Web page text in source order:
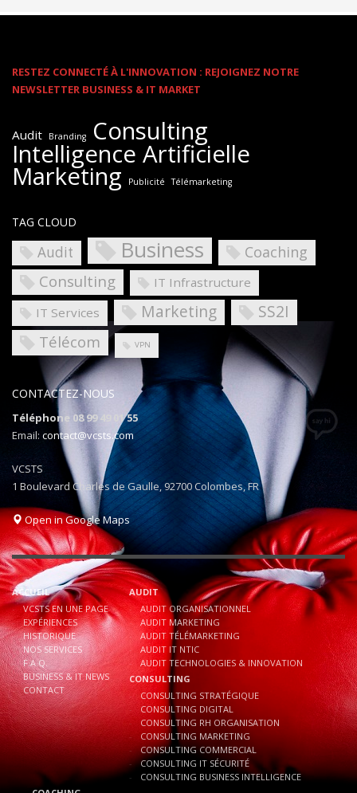
RESTEZ CONNECTÉ À L'INNOVATION : REJOIGNEZ NOTRE
NEWSLETTER BUSINESS & IT MARKET
Audit Branding Consulting
Intelligence Artificielle
Marketing Publicité Télémarketing
TAG CLOUD
Audit Business Coaching
Consulting
IT Infrastructure
IT Services
Marketing SS2I
Télécom VPN
CONTACTEZ-NOUS
Téléphone 08 99 49 01 55
Email: contact@vcsts.com
VCSTS
1 Boulevard Charles de Gaulle, 92700 Colombes, FR
Open in Google Maps
ACCUEIL
VCSTS EN UNE PAGE
EXPÉRIENCES
HISTORIQUE
NOS SERVICES
F.A.Q.
BUSINESS & IT NEWS
CONTACT
AUDIT
AUDIT ORGANISATIONNEL
AUDIT MARKETING
AUDIT TÉLÉMARKETING
AUDIT IT NTIC
AUDIT TECHNOLOGIES & INNOVATION
CONSULTING
CONSULTING STRATÉGIQUE
CONSULTING DIGITAL
CONSULTING RH ORGANISATION
CONSULTING MARKETING
CONSULTING COMMERCIAL
CONSULTING IT SÉCURITÉ
CONSULTING BUSINESS INTELLIGENCE